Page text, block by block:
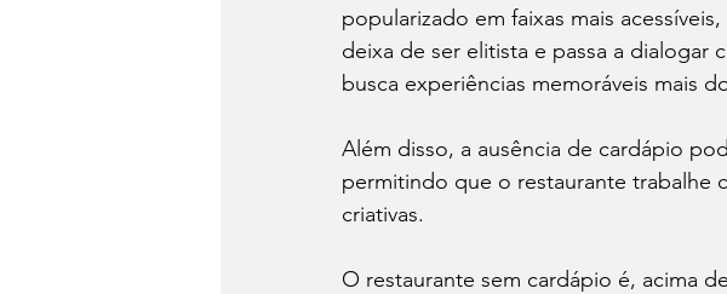
popularizado em faixas mais
deixa de ser elitista e passa a
busca experiências memoráveis mais
Além disso, a ausência de cardápio
permitindo que o restaurante trabalhe
criativas.
O restaurante sem cardápio é, acima